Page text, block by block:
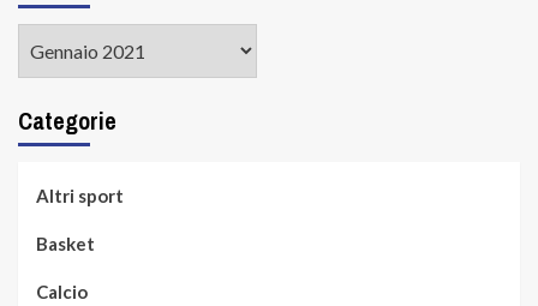
Categorie
Altri sport
Basket
Calcio